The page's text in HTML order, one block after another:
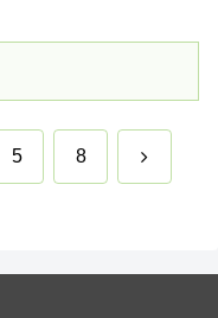
5 8 次